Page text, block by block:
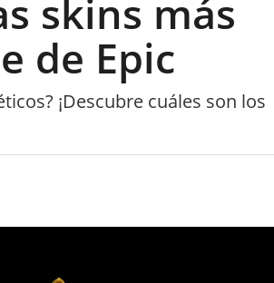
skins más
de Epic
¡Descubre cuáles son los